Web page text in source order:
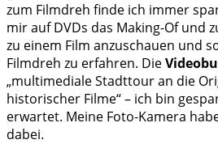
zum Filmdreh finde ich immer
mir auf DVDs das Making-Of und
zu einem Film anzuschauen und
Filmdreh zu erfahren. Die
„multimediale Stadttour an die
historischer Filme“ – ich bin
erwartet. Meine Foto-Kamera
dabei.